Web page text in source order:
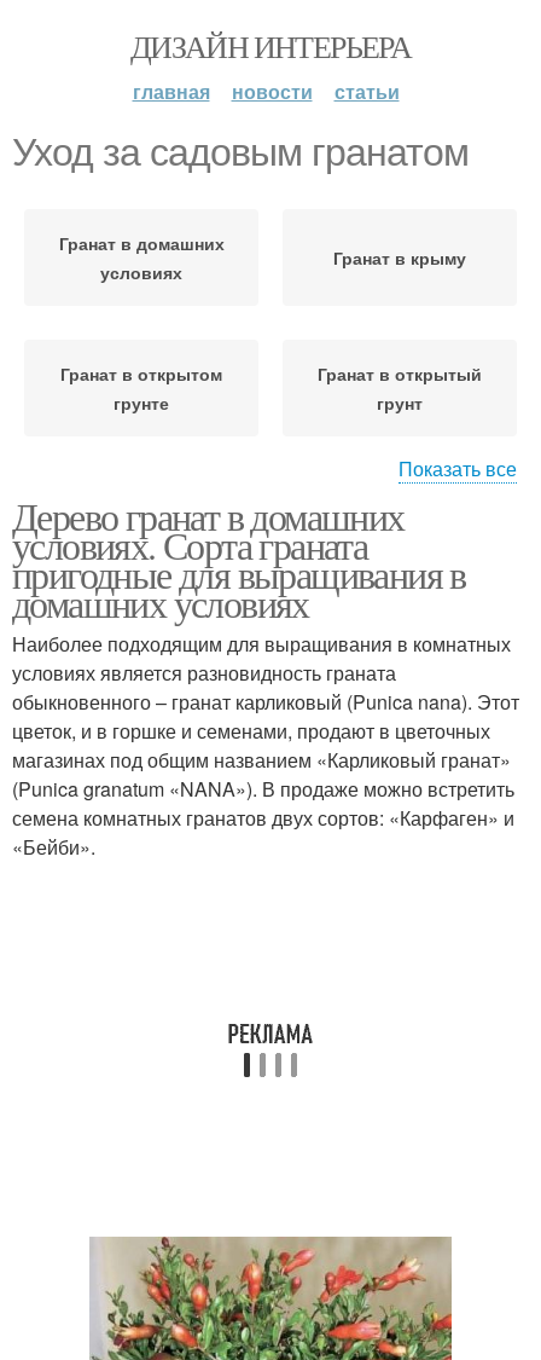
ДИЗАЙН ИНТЕРЬЕРА
главная новости статьи
Уход за садовым гранатом
Гранат в домашних
условиях
Гранат в крыму
Гранат в открытом
грунте
Гранат в открытый
грунт
Садовый гранат Гранат на зиму
Уход за растением Комнатный уход
Уход в домашних
условиях
Показать все
Дерево гранат в домашних
условиях. Сорта граната
пригодные для выращивания в
домашних условиях
Наиболее подходящим для выращивания в комнатных
условиях является разновидность граната
обыкновенного – гранат карликовый (Punica nana). Этот
цветок, и в горшке и семенами, продают в цветочных
магазинах под общим названием «Карликовый гранат»
(Punica granatum «NANA»). В продаже можно встретить
семена комнатных гранатов двух сортов: «Карфаген» и
«Бейби».